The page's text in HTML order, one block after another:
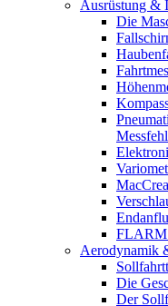
Ausrüstung &
Die
FLARM
Aerodynamik
Die
Der